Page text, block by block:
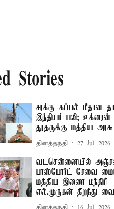
Stories
சரக்கு கப்பல் மீதான
இந்தியர் பலி; உக்ரைன்
தூதருக்கு மத்திய
தினத்தந்தி 27 Jul 2026
வடசென்னையில்
பாஸ்போர்ட் சேவை
மத்திய இணை மந்திரி
எல்.முருகன் திறந்து